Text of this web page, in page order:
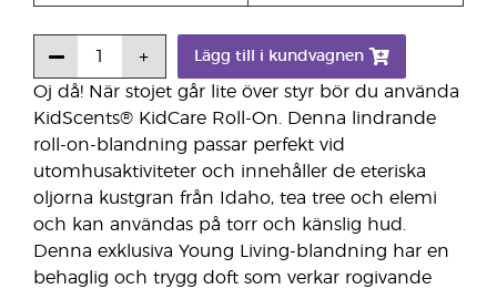
Oj då! När stojet går lite över styr bör du använda
KidScents® KidCare Roll-On. Denna lindrande
roll-on-blandning passar perfekt vid
utomhusaktiviteter och innehåller de eteriska
oljorna kustgran från Idaho, tea tree och elemi
och kan användas på torr och känslig hud.
Denna exklusiva Young Living-blandning har en
behaglig och trygg doft som verkar rogivande
Lägg till i kundvagnen